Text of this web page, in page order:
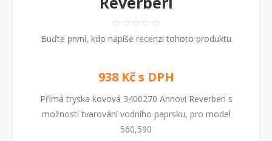
Buďte první, kdo napíše recenzi tohoto produktu
938 Kč s DPH
Přímá tryska kovová 3400270 Annovi Reverberi s
možností tvarování vodního paprsku, pro model
560,590